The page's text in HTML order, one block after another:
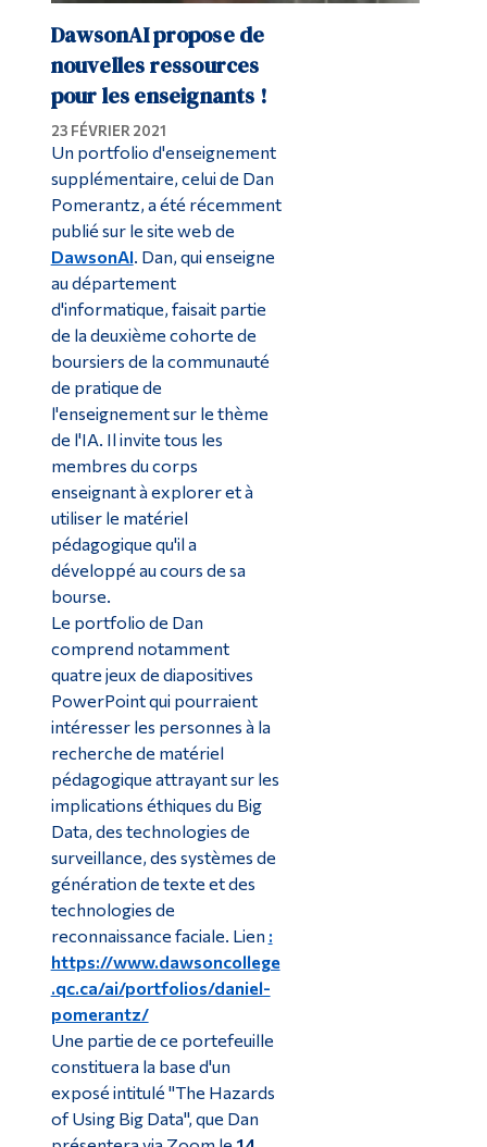
DawsonAI propose de
nouvelles ressources
pour les enseignants !
23 FÉVRIER 2021
Un portfolio d'enseignement
supplémentaire, celui de Dan
Pomerantz, a été récemment
publié sur le site web de
DawsonAI. Dan, qui enseigne
au département
d'informatique, faisait partie
de la deuxième cohorte de
boursiers de la communauté
de pratique de
l'enseignement sur le thème
de l'IA. Il invite tous les
membres du corps
enseignant à explorer et à
utiliser le matériel
pédagogique qu'il a
développé au cours de sa
bourse.
Le portfolio de Dan
comprend notamment
quatre jeux de diapositives
PowerPoint qui pourraient
intéresser les personnes à la
recherche de matériel
pédagogique attrayant sur les
implications éthiques du Big
Data, des technologies de
surveillance, des systèmes de
génération de texte et des
technologies de
reconnaissance faciale. Lien :
https://www.dawsoncollege
.qc.ca/ai/portfolios/daniel-
pomerantz/
Une partie de ce portefeuille
constituera la base d'un
exposé intitulé "The Hazards
of Using Big Data", que Dan